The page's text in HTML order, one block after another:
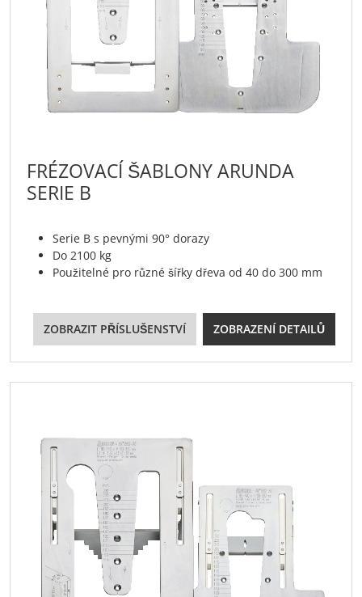
FRÉZOVACÍ ŠABLONY ARUNDA
SERIE B
Serie B s pevnými 90° dorazy
Do 2100 kg
Použitelné pro různé šířky dřeva od 40 do 300 mm
ZOBRAZIT PŘÍSLUŠENSTVÍ ZOBRAZENÍ DETAILŮ